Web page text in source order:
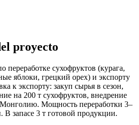
proyecto
переработке сухофруктов (курага,
яблоки, грецкий орех) и экспорту
к экспорту: закуп сырья в сезон,
на 200 т сухофруктов, внедрение
Мощность переработки 3–
В запасе 3 т готовой продукции.